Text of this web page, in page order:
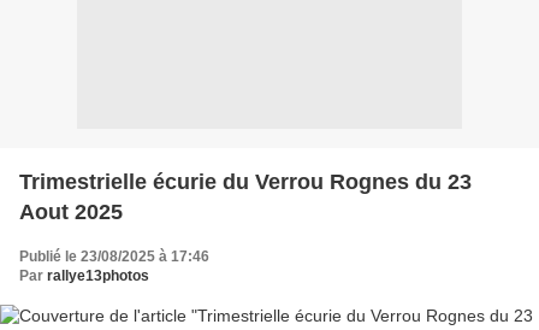
Trimestrielle écurie du Verrou Rognes du 23
Aout 2025
Publié le 23/08/2025 à 17:46
Par rallye13photos